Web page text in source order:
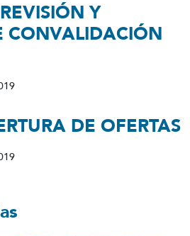
Y
CONVALIDACIÓN
DE OFERTAS